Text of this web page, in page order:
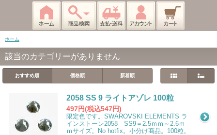
ホーム
該当のカテゴリーがありません
おすすめ順 価格順 新着順
2058 SS 9 ライトアゾレ 100粒
497円(税込547円)
限定色です。SWAROVSKI ELEMENTS ラ
インストーン2058 SS9＝2.5ｍｍ～2.6ｍ
ｍサイズ。No hotfix。小分け商品。100粒。